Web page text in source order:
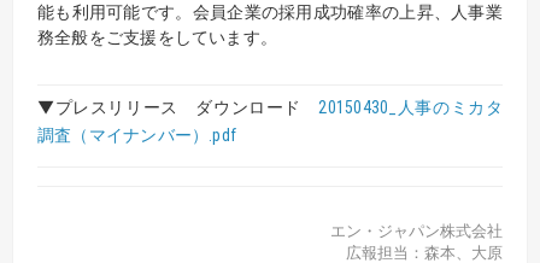
能も利用可能です。会員企業の採用成功確率の上昇、人事業
務全般をご支援をしています。
▼プレスリリース ダウンロード 20150430_人事のミカタ
調査（マイナンバー）.pdf
エン・ジャパン株式会社
広報担当：森本、大原